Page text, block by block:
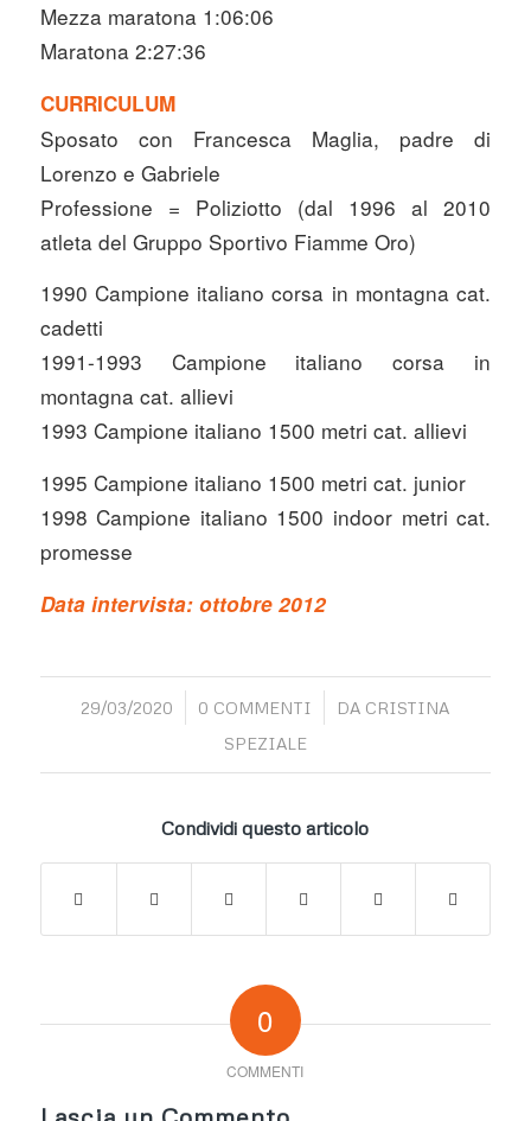
Mezza maratona 1:06:06
Maratona 2:27:36
CURRICULUM
Sposato con Francesca Maglia, padre di
Lorenzo e Gabriele
Professione = Poliziotto (dal 1996 al 2010
atleta del Gruppo Sportivo Fiamme Oro)
1990 Campione italiano corsa in montagna cat.
cadetti
1991-1993 Campione italiano corsa in
montagna cat. allievi
1993 Campione italiano 1500 metri cat. allievi
1995 Campione italiano 1500 metri cat. junior
1998 Campione italiano 1500 indoor metri cat.
promesse
Data intervista: ottobre 2012
29/03/2020
/ 0 COMMENTI
/ DA CRISTINA
SPEZIALE
Condividi questo articolo
0
COMMENTI